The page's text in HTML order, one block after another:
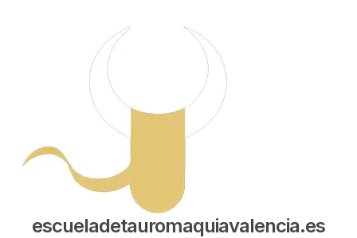
escueladetauromaquiavalencia.es